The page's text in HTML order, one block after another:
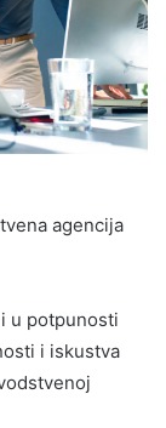
agencija
u potpunosti
i iskustva